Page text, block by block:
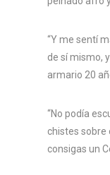
“Y me sentí
de sí mismo,
armario 20
“No podía
chistes sobre
consigas un